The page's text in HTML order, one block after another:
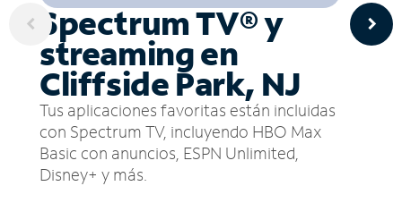
Spectrum TV® y
streaming en
Cliffside Park, NJ
Tus aplicaciones favoritas están incluidas
con Spectrum TV, incluyendo HBO Max
Basic con anuncios, ESPN Unlimited,
Disney+ y más.